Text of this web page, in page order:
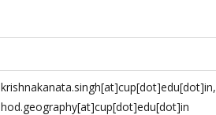
krishnakanata.singh[at]cup[dot]edu[dot]in,
hod.geography[at]cup[dot]edu[dot]in